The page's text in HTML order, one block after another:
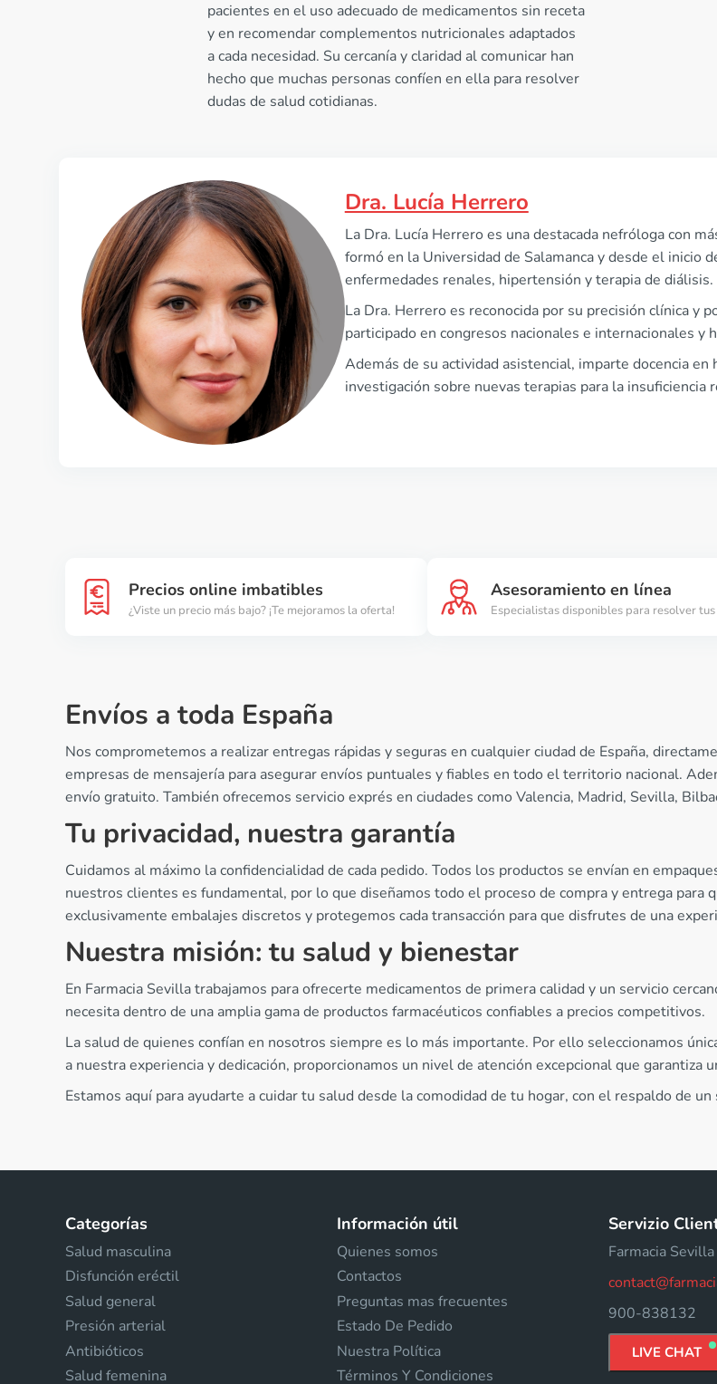
pacientes en el uso adecuado de medicamentos sin receta
y en recomendar complementos nutricionales adaptados
a cada necesidad. Su cercanía y claridad al comunicar han
hecho que muchas personas confíen en ella para resolver
dudas de salud cotidianas.
Dra. Lucía Herrero
La Dra. Lucía Herrero es una destacada nefróloga con
formó en la Universidad de Salamanca y desde el inicio
enfermedades renales, hipertensión y terapia de diálisis.
La Dra. Herrero es reconocida por su precisión clínica y
participado en congresos nacionales e internacionales
Además de su actividad asistencial, imparte docencia
investigación sobre nuevas terapias para la insuficiencia
Precios online imbatibles
¿Viste un precio más bajo? ¡Te mejoramos la oferta!
Asesoramiento en línea
Especialistas disponibles para resolver
Envíos a toda España
Nos comprometemos a realizar entregas rápidas y seguras en cualquier ciudad de España,
empresas de mensajería para asegurar envíos puntuales y fiables en todo el territorio nacional.
envío gratuito. También ofrecemos servicio exprés en ciudades como Valencia, Madrid, Sevilla,
Tu privacidad, nuestra garantía
Cuidamos al máximo la confidencialidad de cada pedido. Todos los productos se envían en
nuestros clientes es fundamental, por lo que diseñamos todo el proceso de compra y entrega
exclusivamente embalajes discretos y protegemos cada transacción para que disfrutes de una
Nuestra misión: tu salud y bienestar
En Farmacia Sevilla trabajamos para ofrecerte medicamentos de primera calidad y un servicio
necesita dentro de una amplia gama de productos farmacéuticos confiables a precios competitivos.
La salud de quienes confían en nosotros siempre es lo más importante. Por ello seleccionamos
a nuestra experiencia y dedicación, proporcionamos un nivel de atención excepcional que garantiza
Estamos aquí para ayudarte a cuidar tu salud desde la comodidad de tu hogar, con el respaldo de
Categorías
Salud masculina
Disfunción eréctil
Salud general
Presión arterial
Antibióticos
Salud femenina
Información útil
Quienes somos
Contactos
Preguntas mas frecuentes
Estado De Pedido
Nuestra Política
Términos Y Condiciones
Servizio
Farmacia Sevilla
900-838132
LIVE CHAT